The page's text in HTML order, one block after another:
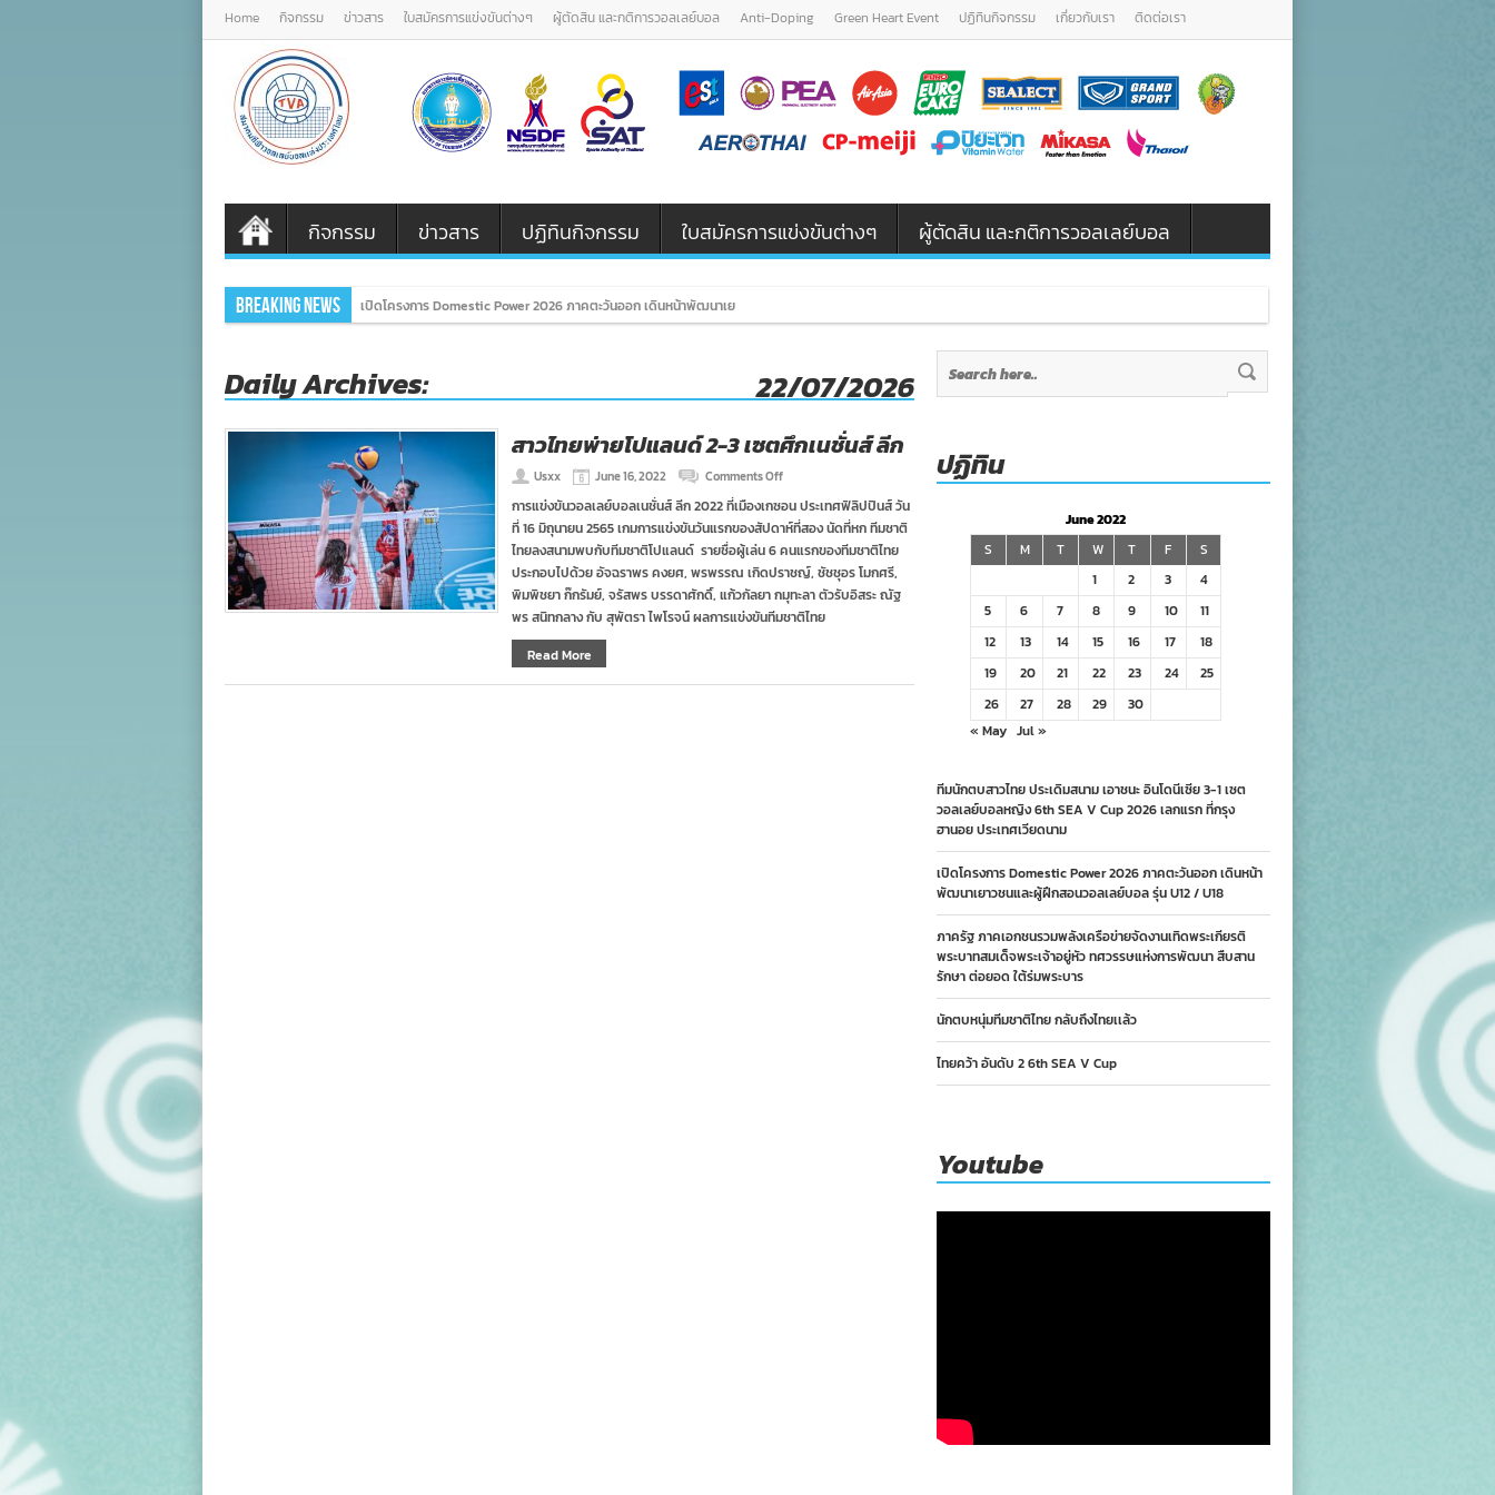
Home กิจกรรม ข่าวสาร ใบสมัครการแข่งขันต่างๆ ผู้ตัดสิน และกติการวอลเลย์บอล Anti-Doping Green Heart Event ปฏิทินกิจกรรม เกี่ยวกับเรา ติดต่อเรา
กิจกรรม ข่าวสาร ปฏิทินกิจกรรม ใบสมัครการแข่งขันต่างๆ ผู้ตัดสิน และกติการวอลเลย์บอล
Breaking News เปิดโครงการ Domestic Power 2026 ภาคตะวันออก เดินหน้าพัฒนาเยาวชนและผู้ฝึกสอนวอลเลย์บอล รุ่น U12
Daily Archives: 22/07/2026
สาวไทยพ่ายโปแลนด์ 2-3 เซตศึกเนชั่นส์ ลีก
Usxx June 16, 2022 Comments Offon
ไทย
พ่าย
โปแลนด์
3
เซต
ศึก
การแข่งขันวอลเลย์บอลเนชั่นส์ ลีก 2022 ที่เมืองเกซอน ประเทศฟิลิปปินส์ วัน
ที่ 16 มิถุนายน 2565 เกมการแข่งขันวันแรกของสัปดาห์ที่สอง นัดที่หก ทีมชาติ
ไทยลงสนามพบกับทีมชาติโปแลนด์ รายชื่อผู้เล่น 6 คนแรกของทีมชาติไทย
ประกอบไปด้วย อัจฉราพร คงยศ, พรพรรณ เกิดปราชญ์, ชัชชุอร โมกศรี,
พิมพิชยา ก๊กรัมย์, จรัสพร บรรดาศักดิ์, แก้วกัลยา กมุทะลา ตัวรับอิสระ ณัฐ
พร สนิทกลาง กับ สุพัตรา ไพโรจน์ ผลการแข่งขันทีมชาติไทย
Read More
ปฏิทิน
June 2022
S
M T W T F
S
1
2 3
4
5
6 7 8 9 10
11
12
13 14 15 16 17
18
19
20 21 22 23 24
25
26
27 28 29
30
« May Jul »
ทีมนักตบสาวไทย ประเดิมสนาม เอาชนะ อินโดนีเซีย 3-1 เซต
วอลเลย์บอลหญิง 6th SEA V Cup 2026 เลกแรก ที่กรุง
ฮานอย ประเทศเวียดนาม
เปิดโครงการ Domestic Power 2026 ภาคตะวันออก เดินหน้า
พัฒนาเยาวชนและผู้ฝึกสอนวอลเลย์บอล รุ่น U12 / U18
ภาครัฐ ภาคเอกชนรวมพลังเครือข่ายจัดงานเทิดพระเกียรติ
พระบาทสมเด็จพระเจ้าอยู่หัว ทศวรรษแห่งการพัฒนา สืบสาน
รักษา ต่อยอด ใต้ร่มพระบาร
นักตบหนุ่มทีมชาติไทย กลับถึงไทยเเล้ว
ไทยคว้า อันดับ 2 6th SEA V Cup
Youtube